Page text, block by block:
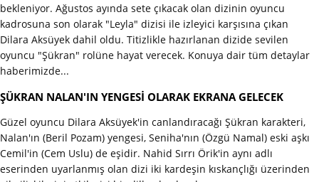
bekleniyor. Ağustos ayında sete çıkacak olan dizinin oyuncu
kadrosuna son olarak "Leyla" dizisi ile izleyici karşısına çıkan
Dilara Aksüyek dahil oldu. Titizlikle hazırlanan dizide sevilen
oyuncu "Şükran" rolüne hayat verecek. Konuya dair tüm detaylar
haberimizde...
ŞÜKRAN NALAN'IN YENGESİ OLARAK EKRANA GELECEK
Güzel oyuncu Dilara Aksüyek'in canlandıracağı Şükran karakteri,
Nalan'ın (Beril Pozam) yengesi, Seniha'nın (Özgü Namal) eski aşkı
Cemil'in (Cem Uslu) de eşidir. Nahid Sırrı Örik'in aynı adlı
eserinden uyarlanmış olan dizi iki kardeşin kıskançlığı üzerinden